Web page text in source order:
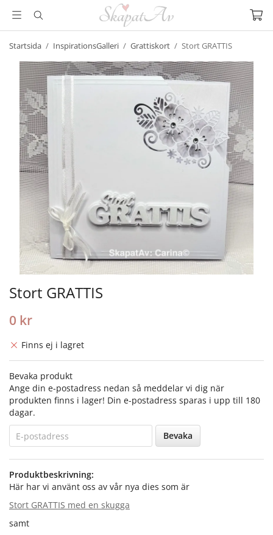
Startsida / InspirationsGalleri / Grattiskort / Stort GRATTIS
Stort GRATTIS
0 kr
Finns ej i lagret
Bevaka produkt
Ange din e-postadress nedan så meddelar vi dig när
produkten finns i lager! Din e-postadress sparas i upp till 180
dagar.
Bevaka
Produktbeskrivning:
Här har vi använt oss av vår nya dies som är
Stort GRATTIS med en skugga
samt